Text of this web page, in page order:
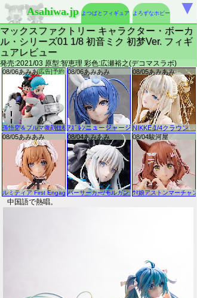
Asahiwa.jp よつばとフィギュア よろずなホビー
マックスファクトリー キャラクター・ボーカ
ル・シリーズ01 1/8 初音ミク 初梦Ver. フィギ
ュアレビュー
発売:2021/03 原型:智恵理 彩色:広瀬裕之(デコマスラボ)
中国語で熱唱。
▼